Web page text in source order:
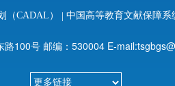
（CADAL） | 中国高等教育文献保障系
路100号 邮编：530004 E-